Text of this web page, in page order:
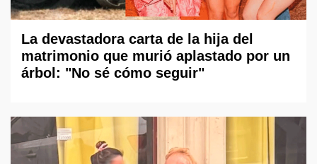
La devastadora carta de la hija del
matrimonio que murió aplastado por un
árbol: "No sé cómo seguir"